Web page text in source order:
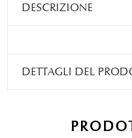
DESCRIZIONE
DETTAGLI DEL